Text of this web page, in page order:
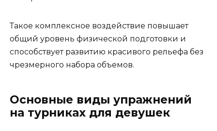
Такое комплексное воздействие повышает
общий уровень физической подготовки и
способствует развитию красивого рельефа без
чрезмерного набора объемов.
Основные виды упражнений
на турниках для девушек